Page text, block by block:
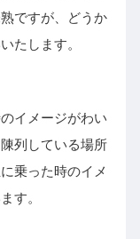
ですが、どうか
たします。
イメージがわい
列している場所
乗った時のイメ
す。